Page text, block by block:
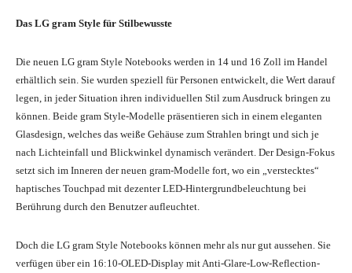
Das LG gram Style für Stilbewusste
Die neuen LG gram Style Notebooks werden in 14 und 16 Zoll im Handel
erhältlich sein. Sie wurden speziell für Personen entwickelt, die Wert darauf
legen, in jeder Situation ihren individuellen Stil zum Ausdruck bringen zu
können. Beide gram Style-Modelle präsentieren sich in einem eleganten
Glasdesign, welches das weiße Gehäuse zum Strahlen bringt und sich je
nach Lichteinfall und Blickwinkel dynamisch verändert. Der Design-Fokus
setzt sich im Inneren der neuen gram-Modelle fort, wo ein „verstecktes“
haptisches Touchpad mit dezenter LED-Hintergrundbeleuchtung bei
Berührung durch den Benutzer aufleuchtet.
Doch die LG gram Style Notebooks können mehr als nur gut aussehen. Sie
verfügen über ein 16:10-OLED-Display mit Anti-Glare-Low-Reflection-